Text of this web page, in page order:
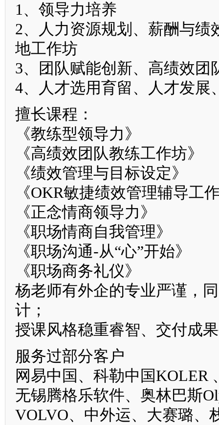
1、领导力培养
2、人力资源规划、薪酬与绩
地工作坊
3、团队赋能创新、高绩效团
4、人才选用育留、人才发展
擅长课程：
《教练型领导力》
《高绩效团队教练工作坊》
《绩效管理与目标设定》
《OKR敏捷绩效管理辅导工
《正念情商领导力》
《职场情商自我管理》
《职场沟通-从“心”开始》
《职场商务礼仪》
杨老师有外企的专业严谨，
计；
授课风格稳重睿智、交付成
服务过部分客户
网易中国、科勒中国KOLER
无锡腾格乐软件、奥林巴斯
VOLVO、中外运、大赛璐、